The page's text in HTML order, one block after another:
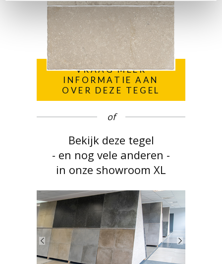
VRAAG MEER
INFORMATIE AAN
OVER DEZE TEGEL
of
Bekijk deze tegel
- en nog vele anderen -
in onze showroom XL